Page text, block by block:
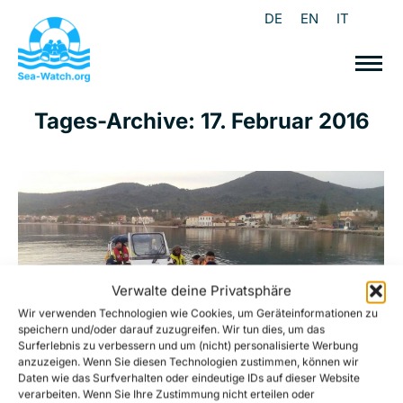
Verwalte deine Privatsphäre
Wir verwenden Technologien wie Cookies, um Geräteinformationen zu
speichern und/oder darauf zuzugreifen. Wir tun dies, um das
Surferlebnis zu verbessern und um (nicht) personalisierte Werbung
anzuzeigen. Wenn Sie diesen Technologien zustimmen, können wir
Daten wie das Surfverhalten oder eindeutige IDs auf dieser Website
verarbeiten. Wenn Sie Ihre Zustimmung nicht erteilen oder
DE EN IT
Tages-Archive: 17. Februar 2016